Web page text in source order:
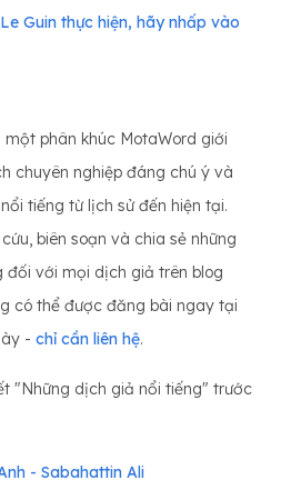
Guin thực hiện, hãy nhấp vào
một phân khúc MotaWord giới
chuyên nghiệp đáng chú ý và
tiếng từ lịch sử đến hiện tại.
biên soạn và chia sẻ những
đối với mọi dịch giả trên blog
có thể được đăng bài ngay tại
- chỉ cần liên hệ.
"Những dịch giả nổi tiếng" trước
- Sabahattin Ali